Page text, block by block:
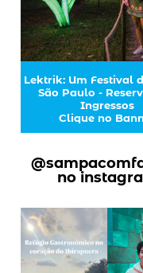
Lektrik: Um Festival
São Paulo -
Ingressos
Clique no
no